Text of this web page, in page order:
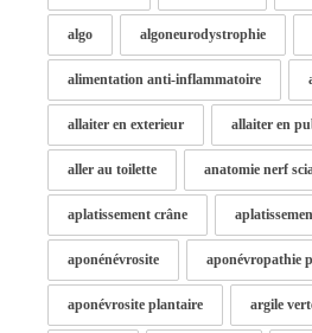
algo algoneurodystrophie
alimentation anti-inflammatoire
allaiter en exterieur allaiter en
aller au toilette anatomie nerf
aplatissement crâne
aponénévrosite aponévropathie
aponévrosite plantaire argile